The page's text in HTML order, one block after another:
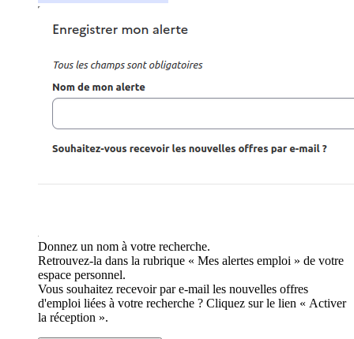
Donnez un nom à votre recherche.
Retrouvez-la dans la rubrique « Mes alertes emploi » de votre
espace personnel.
Vous souhaitez recevoir par e-mail les nouvelles offres
d'emploi liées à votre recherche ? Cliquez sur le lien « Activer
la réception ».